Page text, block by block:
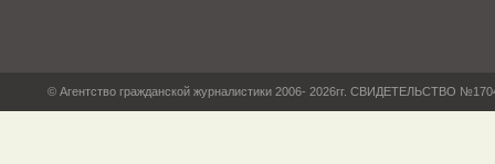
© Агентство гражданской журналистики 2006- 2026гг. СВИДЕТЕЛЬСТВО